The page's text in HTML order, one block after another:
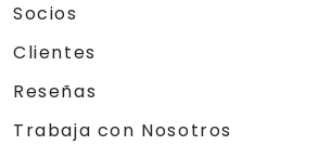
Socios
Clientes
Reseñas
Trabaja con Nosotros